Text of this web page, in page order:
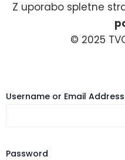
Z uporabo spletne
© 2025
Username or Email Address
Password